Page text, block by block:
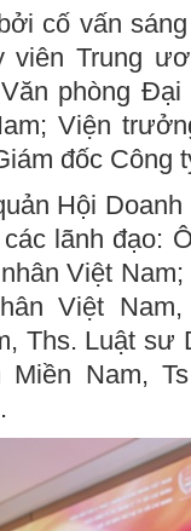
cố vấn
viên Trung
phòng
Viện
đốc Công
Hội
lãnh đạo:
Việt
Việt Nam,
Ths. Luật sư
Nam,